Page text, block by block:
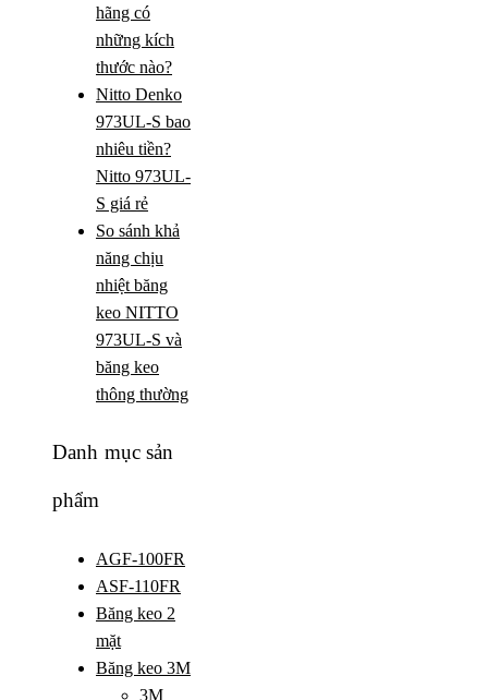
hãng có
những kích
thước nào?
Nitto Denko
973UL-S bao
nhiêu tiền?
Nitto 973UL-
S giá rẻ
So sánh khả
năng chịu
nhiệt băng
keo NITTO
973UL-S và
băng keo
thông thường
Danh mục sản
phẩm
AGF-100FR
ASF-110FR
Băng keo 2
mặt
Băng keo 3M
3M